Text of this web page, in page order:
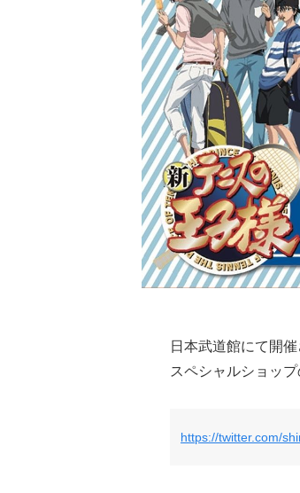
日本武道館にて開催
スペシャルショップ
https://twitter.com/